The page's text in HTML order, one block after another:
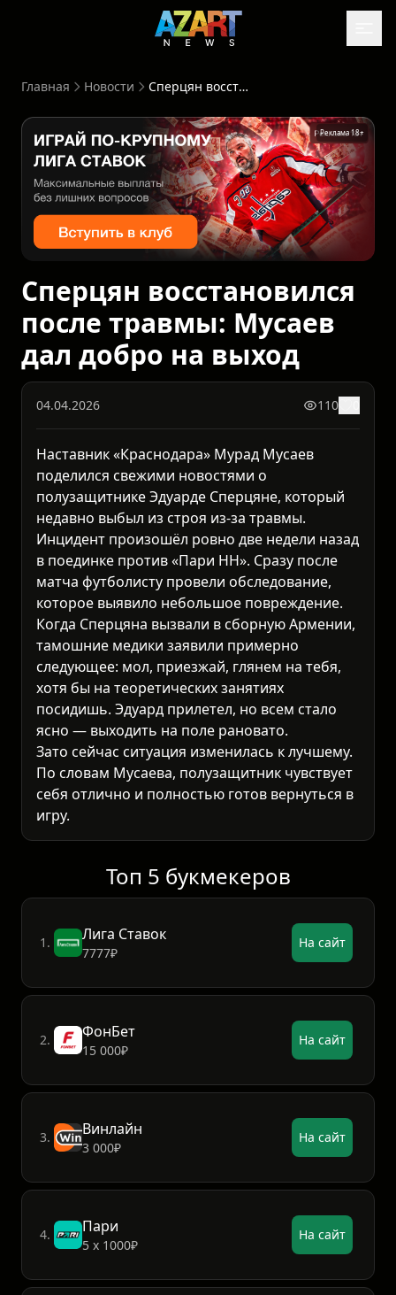
Главная Новости Сперцян восстановился после травмы: Мусаев дал добро на выход
Реклама 18+
Сперцян восстановился
после травмы: Мусаев
дал добро на выход
04.04.2026 110
Наставник «Краснодара» Мурад Мусаев
поделился свежими новостями о
полузащитнике Эдуарде Сперцяне, который
недавно выбыл из строя из-за травмы.
Инцидент произошёл ровно две недели назад
в поединке против «Пари НН». Сразу после
матча футболисту провели обследование,
которое выявило небольшое повреждение.
Когда Сперцяна вызвали в сборную Армении,
тамошние медики заявили примерно
следующее: мол, приезжай, глянем на тебя,
хотя бы на теоретических занятиях
посидишь. Эдуард прилетел, но всем стало
ясно — выходить на поле рановато.
Зато сейчас ситуация изменилась к лучшему.
По словам Мусаева, полузащитник чувствует
себя отлично и полностью готов вернуться в
игру.
Топ 5 букмекеров
1. Лига Ставок
7777₽
На сайт
2. ФонБет
15 000₽
На сайт
3. Винлайн
3 000₽
На сайт
4. Пари
5 х 1000₽
На сайт